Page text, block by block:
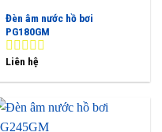
Đèn âm nước hồ bơi
PG180GM
0
5
Liên hệ